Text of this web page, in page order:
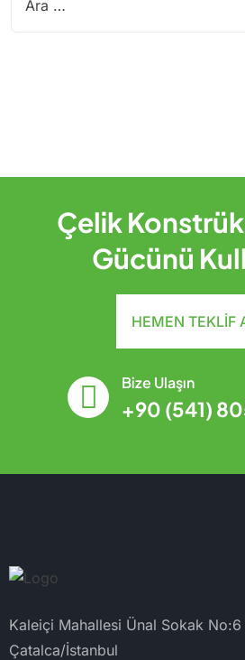
Çelik
Gücünü
HEMEN TEKLIF
Bize Ulaşın
+90 (541)
Kaleiçi Mahallesi Ünal Sokak No:6
Çatalca/İstanbul